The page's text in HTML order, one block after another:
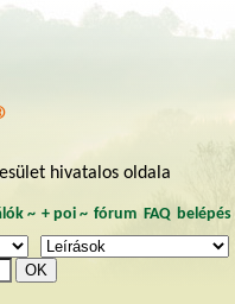
hivatalos oldala
~ + poi~ fórum FAQ belépés